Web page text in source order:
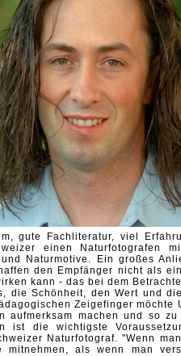
gute Fachliteratur, viel
einen
Naturfotografen
Naturmotive. Ein großes
den Empfänger nicht als
kann - das bei dem
die Schönheit, den Wert und
Zeigefinger möchte
aufmerksam machen und so
ist die wichtigste
Naturfotograf. "Wenn
mitnehmen, als wenn man